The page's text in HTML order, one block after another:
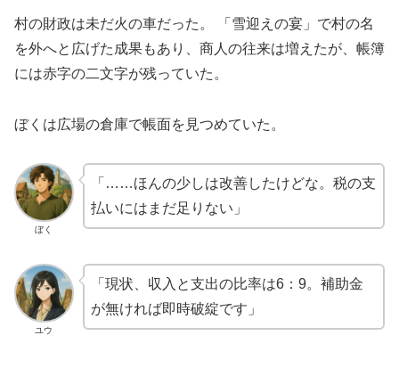
村の財政は未だ火の車だった。 「雪迎えの宴」で村の名
を外へと広げた成果もあり、商人の往来は増えたが、帳簿
には赤字の二文字が残っていた。
ぼくは広場の倉庫で帳面を見つめていた。
ぼく
「……ほんの少しは改善したけどな。税の支
払いにはまだ足りない」
ユウ
「現状、収入と支出の比率は6：9。補助金
が無ければ即時破綻です」